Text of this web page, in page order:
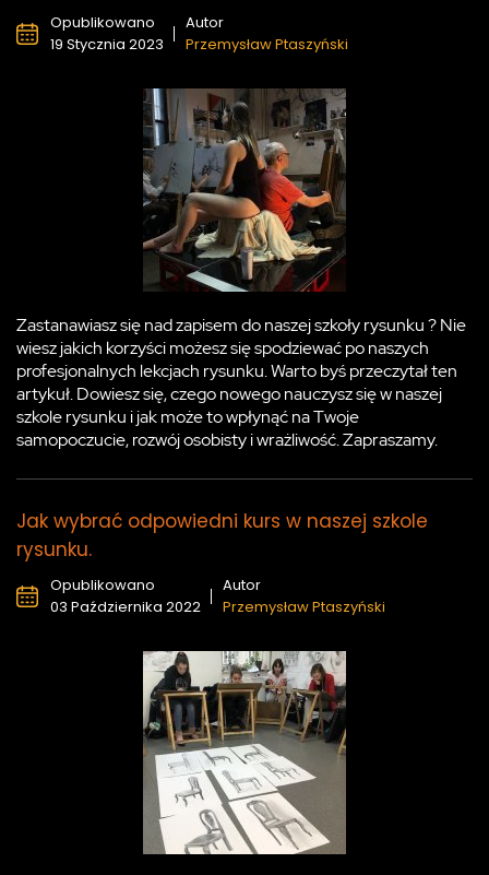
Opublikowano
19 Stycznia 2023
Autor
Przemysław Ptaszyński
Zastanawiasz się nad zapisem do naszej szkoły rysunku ? Nie
wiesz jakich korzyści możesz się spodziewać po naszych
profesjonalnych lekcjach rysunku. Warto byś przeczytał ten
artykuł. Dowiesz się, czego nowego nauczysz się w naszej
szkole rysunku i jak może to wpłynąć na Twoje
samopoczucie, rozwój osobisty i wrażliwość. Zapraszamy.
Jak wybrać odpowiedni kurs w naszej szkole
rysunku.
Opublikowano
03 Października 2022
Autor
Przemysław Ptaszyński